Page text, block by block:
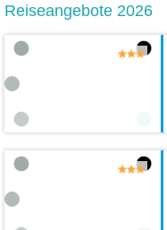
Reiseangebote 2026